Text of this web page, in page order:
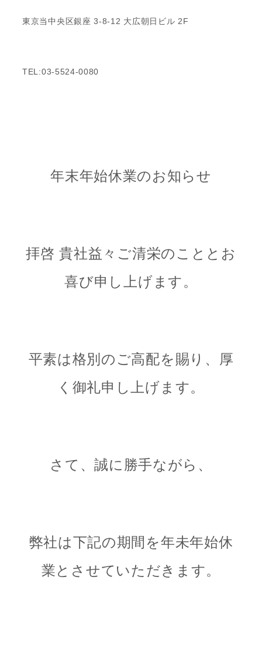
東京当中央区銀座 3-8-12 大広朝日ビル 2F
TEL:03-5524-0080
年末年始休業のお知らせ
拝啓 貴社益々ご清栄のこととお
喜び申し上げます。
平素は格別のご高配を賜り、
厚
く御礼申し上げます。
さて、誠に勝手ながら、
弊社は下記の期間を年未年始休
業とさせていただきます。